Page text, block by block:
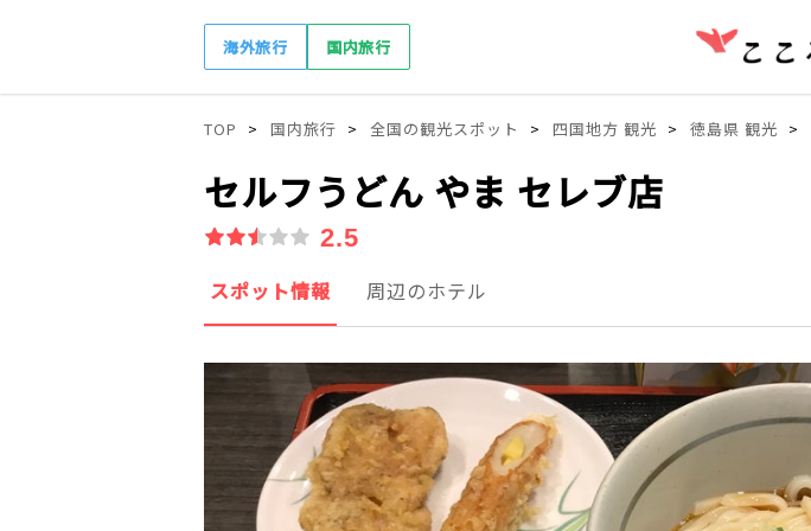
海外旅行 国内旅行
TOP 国内旅行 全国の観光スポット 四国地方 観光 徳島県 観光
セルフうどん やま セレブ店
2.5
スポット情報 周辺のホテル